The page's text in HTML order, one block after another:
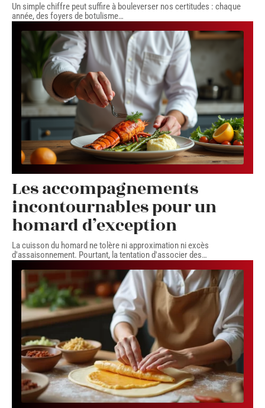
Un simple chiffre peut suffire à bouleverser nos certitudes : chaque
année, des foyers de botulisme…
Les accompagnements
incontournables pour un
homard d’exception
La cuisson du homard ne tolère ni approximation ni excès
d'assaisonnement. Pourtant, la tentation d'associer des…